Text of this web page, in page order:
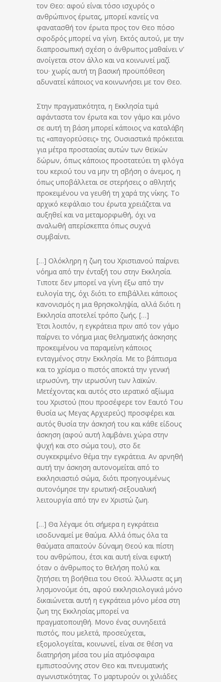
τον Θεο: αφού είναι τόσο ισχυρός ο
ανθρώπινος έρωτας, μπορεί κανείς να
φανατασθή τον έρωτα προς τον Θεο πόσο
σφοδρός μπορεί να γίνη. Εκτός αυτού, με την
διαπροσωπική σχέση ο άνθρωπος μαθαίνει ν’
ανοίγεται στον άλλο και να κοινωνεί μαζί
του· χωρίς αυτή τη βασική προϋπόθεση
αδυνατεί κάποιος να κοινωνήσει με τον Θεο.
Στην πραγματικότητα, η Εκκλησία τιμά
αφάνταστα τον έρωτα και τον γάμο και μόνο
σε αυτή τη βάση μπορεί κάποιος να καταλάβη
τις «απαγορεύσεις» της. Ουσιαστικά πρόκειται
για μέτρα προστασίας αυτών των θεϊκών
δώρων, όπως κάποιος προστατεύει τη φλόγα
του κεριού του να μην τη σβήση ο άνεμος, η
όπως υποβάλλεται σε στερήσεις ο αθλητής
προκειμένου να γευθή τη χαρά της νίκης. Το
αρχικό κεφάλαιο του έρωτα χρειάζεται να
αυξηθεί και να μεταμορφωθή, όχι να
αναλωθή απερίσκεπτα όπως συχνά
συμβαίνει.
[…] Ολόκληρη η ζωη του Χριστιανού παίρνει
νόημα από την ένταξή του στην Εκκλησία.
Τιποτε δεν μπορεί να γίνη έξω από την
ευλογία της, όχι διότι το επιβάλλει κάποιος
κανονισμός η μια θρησκοληψία, αλλά διότι η
Εκκλησία αποτελεί τρόπο ζωής. […]
Έτσι λοιπόν, η εγκράτεια πριν από τον γάμο
παίρνει το νόημα μιας θεληματικής άσκησης
προκειμένου να παραμείνη κάποιος
ενταγμένος στην Εκκλησία. Με το βάπτισμα
και το χρίσμα ο πιστός αποκτά την γενική
ιερωσύνη, την ιερωσύνη των λαϊκών.
Μετέχοντας και αυτός στο ιερατικό αξίωμα
του Χριστού (που προσέφερε τον Εαυτό Του
θυσία ως Μεγας Αρχιερεύς) προσφέρει και
αυτός θυσία την άσκησή του και κάθε είδους
άσκηση (αφού αυτή λαμβάνει χώρα στην
ψυχή και στο σώμα του), στο δε
συγκεκριμένο θέμα την εγκράτεια. Αν αρνηθή
αυτή την άσκηση αυτονομείται από το
εκκλησιαστιό σώμα, διότι προηγουμένως
αυτονόμησε την ερωτική-σεξουαλική
λειτουργία από την εν Χριστώ ζωη.
[…] Θα λέγαμε ότι σήμερα η εγκράτεια
ισοδυναμεί με θαύμα. Αλλά όπως όλα τα
θαύματα απαιτούν δύναμη Θεού και πίστη
του ανθρώπου, έτσι και αυτή είναι εφικτή
όταν ο άνθρωπος το θελήση πολύ και
ζητήσει τη βοήθεια του Θεού. Άλλωστε ας μη
λησμονούμε ότι, αφού εκκλησιολογικά μόνο
δικαιώνεται αυτή η εγκράτεια μόνο μέσα στη
ζωη της Εκκλησίας μπορεί να
πραγματοποιηθή. Μονο ένας συνηδειτά
πιστός, που μελετά, προσεύχεται,
εξομολογείται, κοινωνεί, είναι σε θέση να
διατηρήση μέσα του μία ατμόσφαιρα
εμπιστοσύνης στον Θεο και πνευματικής
αγωνιστικότητας. Το μαρτυρούν οι χιλιάδες